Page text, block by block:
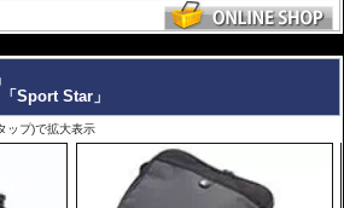
Sport Star」
ップ)で拡大表示